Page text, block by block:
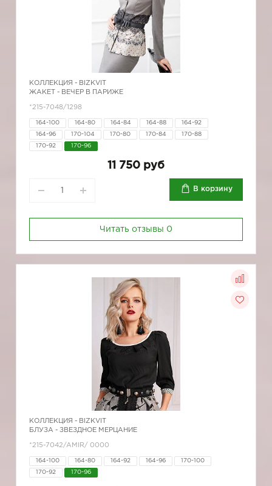
КОЛЛЕКЦИЯ - BIZKVIT
ЖАКЕТ - ВЕЧЕР В ПАРИЖЕ
*215-7048/1298
164-100 164-80 164-84 164-88 164-92
164-96 170-104 170-80 170-84 170-88
170-92 170-96
11 750 руб
В корзину
Читать отзывы 0
КОЛЛЕКЦИЯ - BIZKVIT
БЛУЗА - ЗВЕЗДНОЕ МЕРЦАНИЕ
*215-7042/AMIR/ 0000
164-100 164-80 164-92 164-96 170-100
170-92 170-96